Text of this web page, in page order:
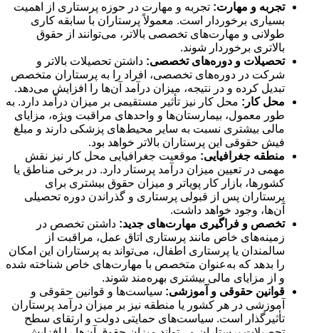
تجربه و مهارت: تجربه و مهارت در حوزه پرستاری از اهمیت
بسیاری برخوردار است. معمولاً پرستاران با سابقه کاری
طولانی و مهارت‌های تخصصی بالاتر، می‌توانند از حقوق
بالاتری برخوردار شوند.
تحصیلات و دوره‌های تخصصی: داشتن تحصیلات بالاتر و
شرکت در دوره‌های تخصصی، افراد را به پرستاران متخصص
تبدیل کرده و در نتیجه، میزان درآمد آن‌ها را افزایش می‌دهد.
محل کار: محل کار نیز تأثیر مستقیمی بر میزان درآمد دارد. به
طور معمول، بیمارستان‌ها و واحدهای مراقبت ویژه، مزایای
مالی بیشتری نسبت به سایر محیط‌های پزشکی دارند و مبلغ
فیش حقوقی این پرستاران بالاتر خواهد بود.
منطقه جغرافیایی: موقعیت جغرافیایی محل کار نیز نقش
مهمی در تعیین میزان درآمد پرستار دارد. در برخی مناطق یا
کشورها، بازار کار پویاتر و میزان حقوق بیشتری برای
پرستاران پس از قبولی پرستاری و گذراندن دوره تحصیلی
آن‌ها، وجود خواهد داشت.
تخصص و فراگیری مهارت‌های جدید: داشتن تخصص در
زمینه‌های خاص مانند پرستاری اتاق عمل، مراقبت از
سالمندان یا پرستاری اطفال، می‌تواند به پرستاران این امکان
را بدهد که به‌عنوان متخصص با مهارت‌های خاص شناخته شده
و از مزایای مالی بیشتری بهره‌مند شوند.
قوانین حقوقی و آموزشی: سیاست‌ها و قوانین حقوقی و
آموزشی در هر کشور یا منطقه نیز بر میزان درآمد پرستاران
تأثیرگذار است. سیاست‌های حمایتی دولت و ارتقای سطح